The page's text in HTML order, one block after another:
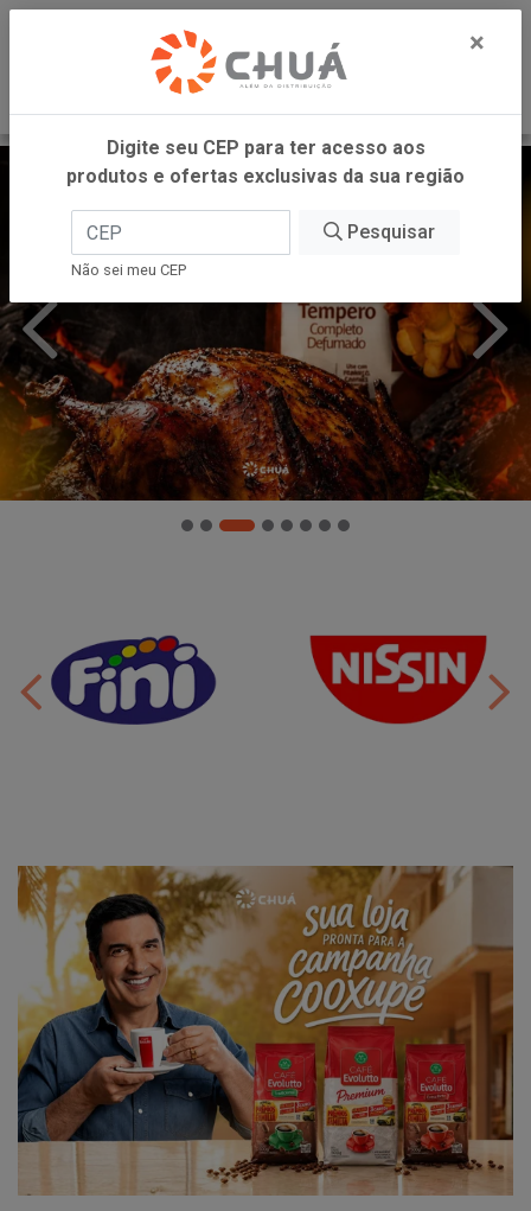
×
Digite seu CEP para ter acesso aos
produtos e ofertas exclusivas da sua região
Pesquisar
Não sei meu CEP